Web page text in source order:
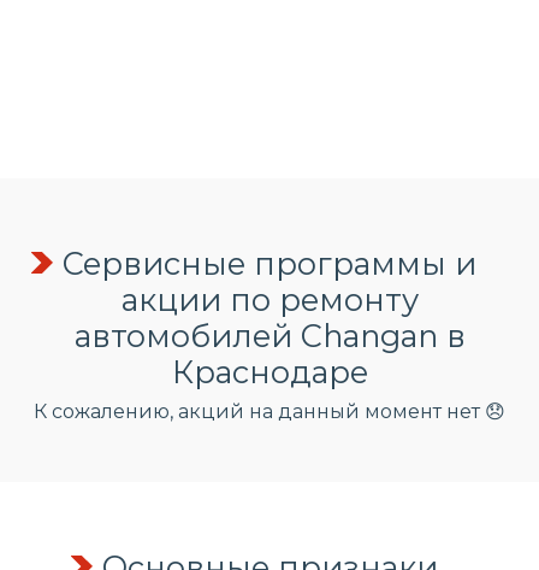
Сервисные программы и
акции по ремонту
автомобилей Changan в
Краснодаре
К сожалению, акций на данный момент нет 😞